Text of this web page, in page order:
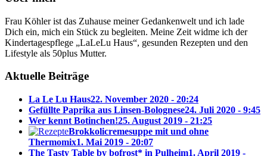
Frau Köhler ist das Zuhause meiner Gedankenwelt und ich lade
Dich ein, mich ein Stück zu begleiten. Meine Zeit widme ich der
Kindertagespflege „LaLeLu Haus“, gesunden Rezepten und den
Lifestyle als 50plus Mutter.
Aktuelle Beiträge
La Le Lu Haus22. November 2020 - 20:24
Gefüllte Paprika aus Linsen-Bolognese24. Juli 2020 - 9:45
Wer kennt Botinchen!25. August 2019 - 21:25
Brokkolicremesuppe mit und ohne
Thermomix1. Mai 2019 - 20:07
The Tasty Table by bofrost* in Pulheim1. April 2019 -